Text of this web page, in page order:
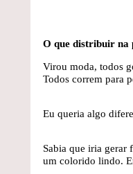
O que distribuir na
Virou moda, todos
Todos correm para
Eu queria algo
Sabia que iria gerar
um colorido lindo.